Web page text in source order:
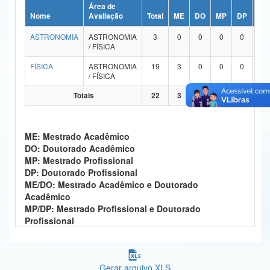
Ministério da Ciência, Tecnologia, Inovações e Comunicações
Ministério do Meio Ambiente
Ministério do Turismo
Ministério do Desenvolvimento Regional
Ministério da Mulher, da Família e dos Direitos Humanos
Secretaria-Geral
Secretaria de Governo
Gabinete de Segurança Institucional
Nome
Área de
Avaliação
Total ME DO MP DP
ASTRONOMIA
ASTRONOMIA
/ FÍSICA
3 0 0 0 0
FÍSICA
ASTRONOMIA
/ FÍSICA
19 3 0 0 0
Totais 22 3 0 0 0
ME: Mestrado Acadêmico
DO: Doutorado Acadêmico
MP: Mestrado Profissional
DP: Doutorado Profissional
ME/DO: Mestrado Acadêmico e Doutorado
Acadêmico
MP/DP: Mestrado Profissional e Doutorado
Profissional
Gerar arquivo XLS